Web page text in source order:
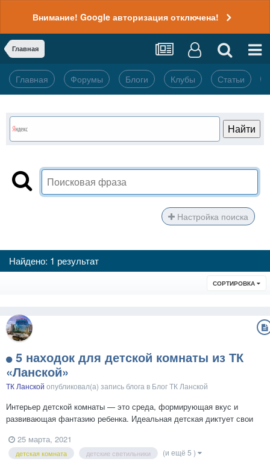
Внимание! Google авторизация отключена!
Главная
Главная Форумы Блоги Клубы Статьи
Настройка поиска
Найдено: 1 результат
СОРТИРОВКА
5 находок для детской комнаты из ТК
«‎Ланской»
ТК Ланской опубликовал(а) запись блога в Блог ТК Ланской
Интерьер детской комнаты — это среда, формирующая вкус и
развивающая фантазию ребенка. Идеальная детская диктует свои
рациональной и эргономичной, а самое главное — безопасной. Мы
собрали ТОП-5 маст-хэвов для детской комнаты, среди которых
25 марта, 2021
детская комната детские светильники (и ещё 5 )